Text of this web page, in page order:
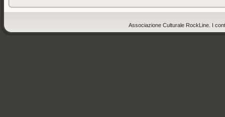
Associazione Culturale RockLine. I